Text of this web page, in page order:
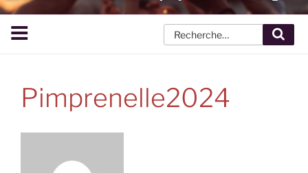
Pimprenelle2024